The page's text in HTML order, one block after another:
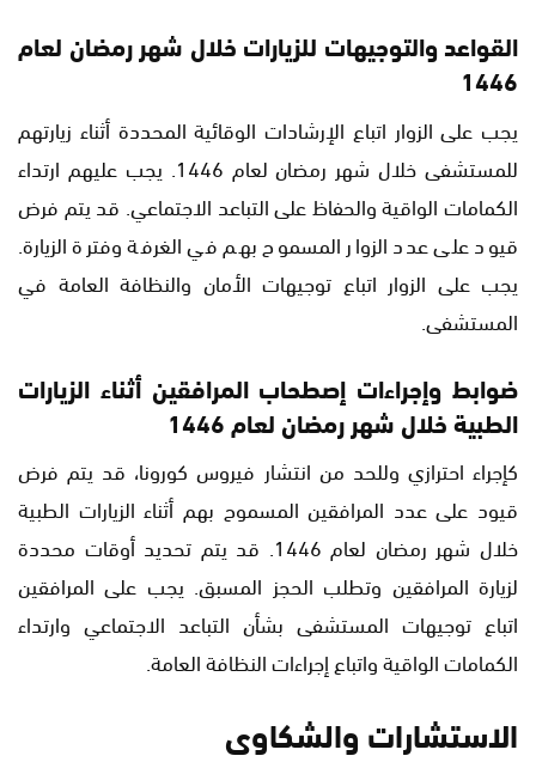
القواعد والتوجيهات للزيارات خلال شهر رمضان لعام
1446
يجب على الزوار اتباع الإرشادات الوقائية المحددة أثناء زيارتهم
للمستشفى خلال شهر رمضان لعام 1446. يجب عليهم ارتداء
الكمامات الواقية والحفاظ على التباعد الاجتماعي. قد يتم فرض
قيود على عدد الزوار المسموح بهم في الغرفة وفترة الزيارة.
يجب على الزوار اتباع توجيهات الأمان والنظافة العامة في
المستشفى.
ضوابط وإجراءات إصطحاب المرافقين أثناء الزيارات
الطبية خلال شهر رمضان لعام 1446
كإجراء احترازي وللحد من انتشار فيروس كورونا، قد يتم فرض
قيود على عدد المرافقين المسموح بهم أثناء الزيارات الطبية
خلال شهر رمضان لعام 1446. قد يتم تحديد أوقات محددة
لزيارة المرافقين وتطلب الحجز المسبق. يجب على المرافقين
اتباع توجيهات المستشفى بشأن التباعد الاجتماعي وارتداء
الكمامات الواقية واتباع إجراءات النظافة العامة.
الاستشارات والشكاوى